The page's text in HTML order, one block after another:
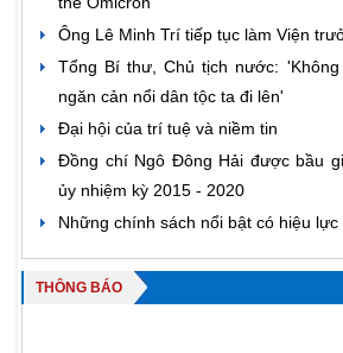
Ông Lê Minh Trí tiếp tục làm Viện
Tổng Bí thư, Chủ tịch nước:
ngăn cản nổi dân tộc ta đi lên'
Đại hội của trí tuệ và niềm tin
Đồng chí Ngô Đông Hải được bầu
ủy nhiệm kỳ 2015 - 2020
Những chính sách nổi bật có hiệu lực
THÔNG BÁO